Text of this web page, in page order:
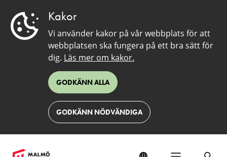
Kakor
Vi använder kakor på vår webbplats för att
webbplatsen ska fungera på ett bra sätt för
dig. Läs mer om kakor.
GODKÄNN ALLA
GODKÄNN NÖDVÄNDIGA